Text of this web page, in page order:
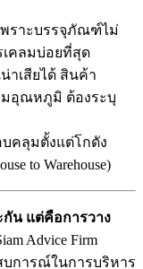
ราะบรรจุภัณฑ์ไม่
เคลมบ่อยที่สุด
าเสียได้ สินค้า
อุณหภูมิ ต้องระบุ
คลุมตั้งแต่โกดัง
to Warehouse)
กัน แต่คือการวาง
Advice Firm
การณ์ในการบริหาร